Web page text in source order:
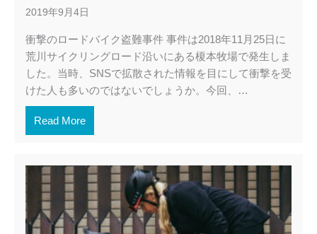
2019年9月4日
衝撃のロードバイク盗難事件 事件は2018年11月25日に
荒川サイクリングロード沿いにある榎本牧場で発生しま
した。当時、SNSで拡散された情報を目にして衝撃を受
けた人も多いのではないでしょうか。今回、…
Read More